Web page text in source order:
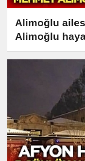
Alimoğlu
Alimoğlu